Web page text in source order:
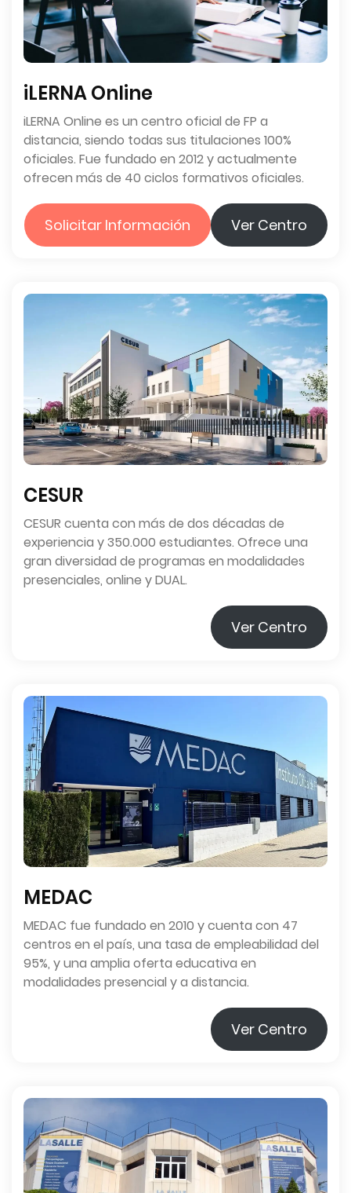
iLERNA Online
iLERNA Online es un centro oficial de FP a
distancia, siendo todas sus titulaciones 100%
oficiales. Fue fundado en 2012 y actualmente
ofrecen más de 40 ciclos formativos oficiales.
Solicitar Información Ver Centro
CESUR
CESUR cuenta con más de dos décadas de
experiencia y 350.000 estudiantes. Ofrece una
gran diversidad de programas en modalidades
presenciales, online y DUAL.
Ver Centro
MEDAC
MEDAC fue fundado en 2010 y cuenta con 47
centros en el país, una tasa de empleabilidad del
95%, y una amplia oferta educativa en
modalidades presencial y a distancia.
Ver Centro